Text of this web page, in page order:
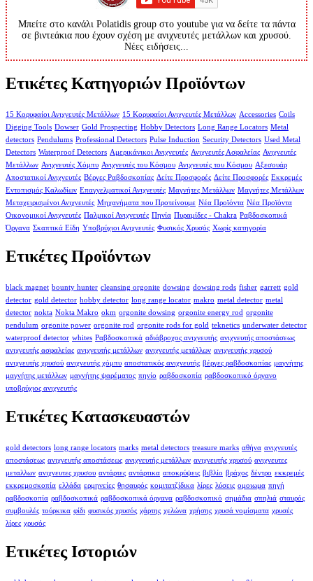
Μπείτε στο κανάλι Polatidis group στο youtube για να δείτε τα πάντα
σε βιντεάκια που έχουν σχέση με ανιχνευτές μετάλλων και χρυσού.
Νέες ειδήσεις...
Ετικέτες Κατηγοριών Προϊόντων
15 Κορυφαίοι Ανιχνευτές Μετάλλων 15 Κορυφαίοι Ανιχνευτές Μετάλλων Accessories Coils
Digging Tools Dowser Gold Prospecting Hobby Detectors Long Range Locators Metal
detectors Pendulums Professional Detectors Pulse Induction Security Detectors Used Metal
Detectors Waterproof Detectors Αμερικάνικοι Ανιχνευτές Ανιχνευτές Ασφαλείας Ανιχνευτές
Μετάλλων Ανιχνευτές Χόμπυ Ανιχνευτές του Κόσμου Ανιχνευτές του Κόσμου Αξεσουάρ
Αποστατικοί Ανιχνευτές Βέργες Ραβδοσκοπίας Δείτε Προσφορές Δείτε Προσφορές Εκκρεμές
Εντοπισμός Καλωδίων Επαγγελματικοί Ανιχνευτές Μαγνήτες Μετάλλων Μαγνήτες Μετάλλων
Μεταχειρισμένοι Ανιχνευτές Μηχανήματα που Προτείνουμε Νέα Προϊόντα Νέα Προϊόντα
Οικονομικοί Ανιχνευτές Παλμικοί Ανιχνευτές Πηνία Πυραμίδες - Chakra Ραβδοσκοπικά
Όργανα Σκαπτικά Είδη Υποβρύχιοι Ανιχνευτές Φυσικός Χρυσός Χωρίς κατηγορία
Ετικέτες Προϊόντων
black magnet bounty hunter cleansing orgonite dowsing dowsing rods fisher garrett gold
detector gold detector hobby detector long range locator makro metal detector metal
detector nokta Nokta Makro okm orgonite dowsing orgonite energy rod orgonite
pendulum orgonite power orgonite rod orgonite rods for gold teknetics underwater detector
waterproof detector whites Ραβδοσκοπικά αδιάβροχος ανιχνευτής ανιχνευτής αποστάσεως
ανιχνευτής ασφαλείας ανιχνευτής μετάλλων ανιχνευτής μετάλλων ανιχνευτής χρυσού
ανιχνευτής χρυσού ανιχνευτής χόμπυ αποστατικός ανιχνευτής βέργες ραβδοσκοπίας μαγνήτης
μαγνήτης μετάλλων μαγνήτης ψαρέματος πηνίο ραβδοσκοπία ραβδοσκοπικό όργανο
υποβρύχιος ανιχνευτής
Ετικέτες Κατασκευαστών
gold detectors long range locators marks metal detectors treasure marks αθήνα ανιχνευτές
αποστάσεως ανιχνευτής αποστάσεως ανιχνευτής μετάλλων ανιχνευτής χρυσού ανιχνευτες
μεταλλων ανιχνευτες χρυσου αντάρτες αντάρτικα αποκρύψεις βιβλίο βράχος δέντρο εκκρεμές
εκκρεμοσκοπία ελλάδα ερμηνείες θησαυρός κομιτατζίδικα λίρες λύσεις ομοιωμα πηγή
ραβδοσκοπία ραβδοσκοπικά ραβδοσκοπικά όργανα ραβδοσκοπικό σημάδια σπηλιά σταυρός
συμβουλές τούρκικα φίδι φυσικός χρυσός χάρτης χελώνα χρήσης χρυσά νομίσματα χρυσές
λίρες χρυσός
Ετικέτες Ιστοριών